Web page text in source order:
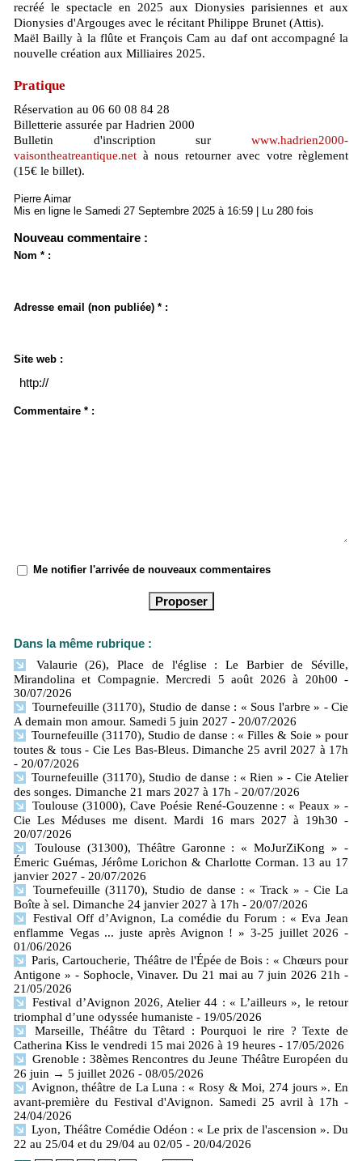
recréé le spectacle en 2025 aux Dionysies parisiennes et aux
Dionysies d'Argouges avec le récitant Philippe Brunet (Attis).
Maël Bailly à la flûte et François Cam au daf ont accompagné la
nouvelle création aux Milliaires 2025.
Pratique
Réservation au 06 60 08 84 28
Billetterie assurée par Hadrien 2000
Bulletin d'inscription sur www.hadrien2000-
vaisontheatreantique.net à nous retourner avec votre règlement
(15€ le billet).
Pierre Aimar
Mis en ligne le Samedi 27 Septembre 2025 à 16:59 | Lu 280 fois
Nouveau commentaire :
Nom * :
Adresse email (non publiée) * :
Site web :
Commentaire * :
Me notifier l'arrivée de nouveaux commentaires
Dans la même rubrique :
Valaurie (26), Place de l'église : Le Barbier de Séville,
Mirandolina et Compagnie. Mercredi 5 août 2026 à 20h00 -
30/07/2026
Tournefeuille (31170), Studio de danse : « Sous l'arbre » - Cie
A demain mon amour. Samedi 5 juin 2027 - 20/07/2026
Tournefeuille (31170), Studio de danse : « Filles & Soie » pour
toutes & tous - Cie Les Bas-Bleus. Dimanche 25 avril 2027 à 17h
- 20/07/2026
Tournefeuille (31170), Studio de danse : « Rien » - Cie Atelier
des songes. Dimanche 21 mars 2027 à 17h - 20/07/2026
Toulouse (31000), Cave Poésie René-Gouzenne : « Peaux » -
Cie Les Méduses me disent. Mardi 16 mars 2027 à 19h30 -
20/07/2026
Toulouse (31300), Théâtre Garonne : « MoJurZiKong » -
Émeric Guémas, Jérôme Lorichon & Charlotte Corman. 13 au 17
janvier 2027 - 20/07/2026
Tournefeuille (31170), Studio de danse : « Track » - Cie La
Boîte à sel. Dimanche 24 janvier 2027 à 17h - 20/07/2026
Festival Off d’Avignon, La comédie du Forum : « Eva Jean
enflamme Vegas ... juste après Avignon ! » 3-25 juillet 2026 -
01/06/2026
Paris, Cartoucherie, Théâtre de l'Épée de Bois : « Chœurs pour
Antigone » - Sophocle, Vinaver. Du 21 mai au 7 juin 2026 21h -
21/05/2026
Festival d’Avignon 2026, Atelier 44 : « L’ailleurs », le retour
triomphal d’une odyssée humaniste - 19/05/2026
Marseille, Théâtre du Têtard : Pourquoi le rire ? Texte de
Catherina Kiss le vendredi 15 mai 2026 à 19 heures - 17/05/2026
Grenoble : 38èmes Rencontres du Jeune Théâtre Européen du
26 juin → 5 juillet 2026 - 08/05/2026
Avignon, théâtre de La Luna : « Rosy & Moi, 274 jours ». En
avant-première du Festival d'Avignon. Samedi 25 avril à 17h -
24/04/2026
Lyon, Théâtre Comédie Odéon : « Le prix de l'ascension ». Du
22 au 25/04 et du 29/04 au 02/05 - 20/04/2026